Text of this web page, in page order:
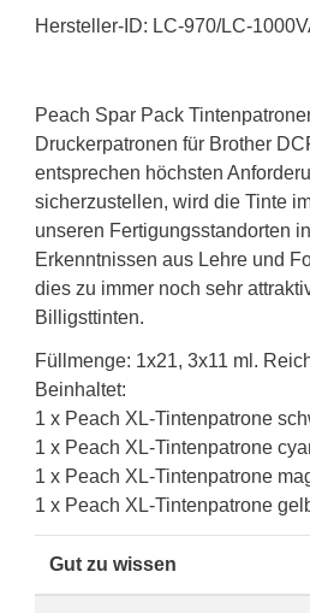
Hersteller-ID: LC-970/LC-
Peach Spar Pack
Druckerpatronen für Brother
entsprechen höchsten
sicherzustellen, wird die Tinte
unseren Fertigungsstandorten
Erkenntnissen aus Lehre und
dies zu immer noch sehr
Billigsttinten.
Füllmenge: 1x21, 3x11 ml.
Beinhaltet:
1 x Peach XL-Tintenpatrone
1 x Peach XL-Tintenpatrone
1 x Peach XL-Tintenpatrone
1 x Peach XL-Tintenpatrone
Gut zu wissen